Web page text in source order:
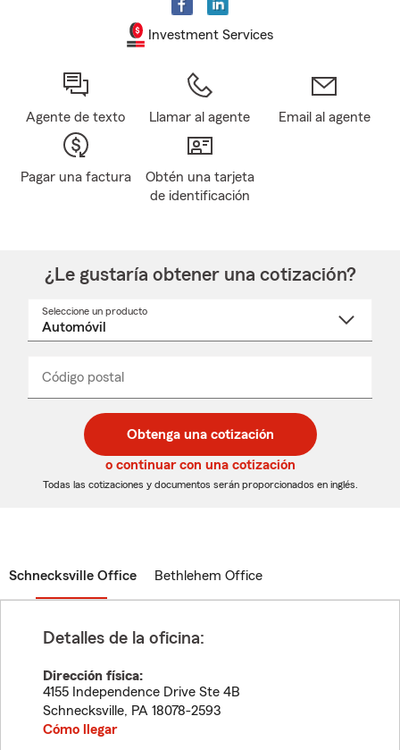
Investment Services
Agente de texto Llamar al agente Email al agente
Pagar una factura
Obtén una tarjeta
de identificación
¿Le gustaría obtener una cotización?
Seleccione un producto
desplegable
Código postal
de
5
dígitos
de
5
dígitos
_____
Obtenga una cotización
o continuar con una cotización
Todas las cotizaciones y documentos serán proporcionados en inglés.
Schnecksville Office Bethlehem Office
Detalles de la oficina:
Dirección física:
4155 Independence Drive Ste 4B
Schnecksville, PA 18078-2593
Cómo llegar